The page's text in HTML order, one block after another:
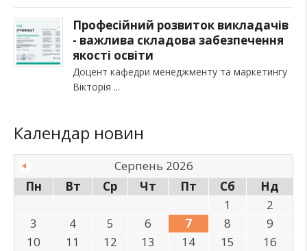
Професійний розвиток викладачів
- важлива складова забезпечення
якості освіти
Доцент кафедри менеджменту та маркетингу
Вікторія
Календар новин
Серпень 2026
Пн
Вт Ср Чт Пт Сб
Нд
1
2
3
4 5 6 7 8
9
10
11 12 13 14 15
16